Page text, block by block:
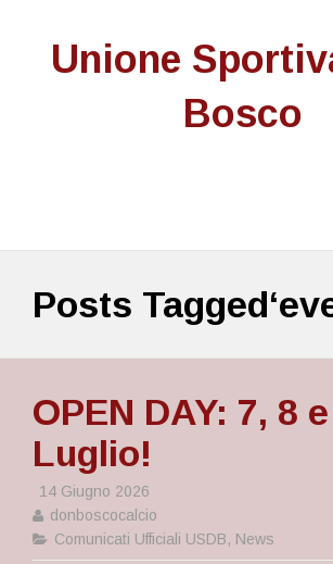
Unione
Bosco
Posts
OPEN DAY: 7, 8
Luglio!
14 Giugno 2026
donboscocalcio
Comunicati Ufficiali USDB, News